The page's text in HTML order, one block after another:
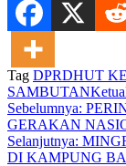
Tag DPRDHUT
SAMBUTANKetua
Navigasi
pos
Sebelumnya:
GERAKAN
Selanjutnya:
DI KAMPUNG